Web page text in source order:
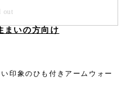
out
まいの方向け
印象のひも付きアームウォー